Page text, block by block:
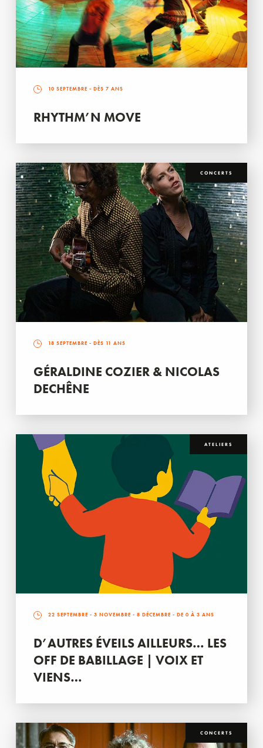
10 SEPTEMBRE - DÈS 7 ANS
RHYTHM’N MOVE
CONCERTS
18 SEPTEMBRE - DÈS 11 ANS
GÉRALDINE COZIER & NICOLAS
DECHÊNE
ATELIERS
22 SEPTEMBRE - 3 NOVEMBRE - 8 DÉCEMBRE - DE 0 À 3 ANS
D’AUTRES ÉVEILS AILLEURS… LES
OFF DE BABILLAGE | VOIX ET
VIENS…
CONCERTS